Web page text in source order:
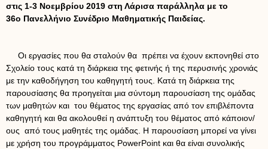
στις 1-3 Νοεμβρίου 2019 στη Λάρισα παράλληλα με το
36ο Πανελλήνιο Συνέδριο Μαθηματικής Παιδείας.
Οι εργασίες που θα σταλούν θα πρέπει να έχουν εκπονηθεί στο
Σχολείο τους κατά τη διάρκεια της φετινής ή της περυσινής χρονιάς
με την καθοδήγηση του καθηγητή τους. Κατά τη διάρκεια της
παρουσίασης θα προηγείται μια σύντομη παρουσίαση της ομάδας
των μαθητών και του θέματος της εργασίας από τον επιβλέποντα
καθηγητή και θα ακολουθεί η ανάπτυξη του θέματος από κάποιον/
ους από τους μαθητές της ομάδας. Η παρουσίαση μπορεί να γίνει
με χρήση του προγράμματος PowerPoint και θα είναι συνολικής